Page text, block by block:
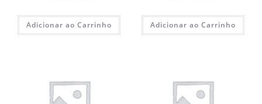
Adicionar ao Carrinho Adicionar ao Carrinho